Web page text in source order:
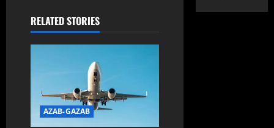
v
i
g
RELATED STORIES
AZAB-GAZAB